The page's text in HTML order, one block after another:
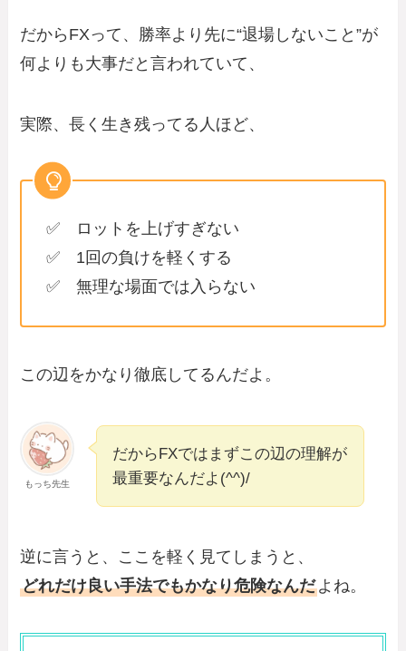
だからFXって、勝率より先に“退場しないこと”が
何よりも大事だと言われていて、
実際、長く生き残ってる人ほど、
✅ ロットを上げすぎない
✅ 1回の負けを軽くする
✅ 無理な場面では入らない
この辺をかなり徹底してるんだよ。
もっち先生
だからFXではまずこの辺の理解が
最重要なんだよ(^^)/
逆に言うと、ここを軽く見てしまうと、
どれだけ良い手法でもかなり危険なんだよね。